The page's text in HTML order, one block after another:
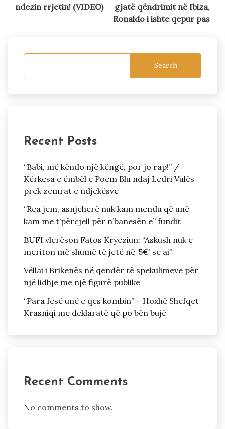
ndezin rrjetin! (VIDEO)
gjatë qëndrimit në Ibiza,
Ronaldo i ishte qepur pas
Search
Recent Posts
“Babi, më këndo një këngë, por jo rap!” /
Kërkesa e ëmbël e Poem Blu ndaj Ledri Vulës
prek zemrat e ndjekësve
“Rea jem, asnjeherë nuk kam mendu që unë
kam me t’përcjell për n’banesën e” fundit
BUFI vlerëson Fatos Kryeziun: “Askush nuk e
meriton më shumë të jetë në ‘5€’ se ai”
Vëllai i Brikenës në qendër të spekulimeve për
një lidhje me një figurë publike
“Para fesë unë e qes kombin” – Hoxhë Shefqet
Krasniqi me deklaratë që po bën bujë
Recent Comments
No comments to show.